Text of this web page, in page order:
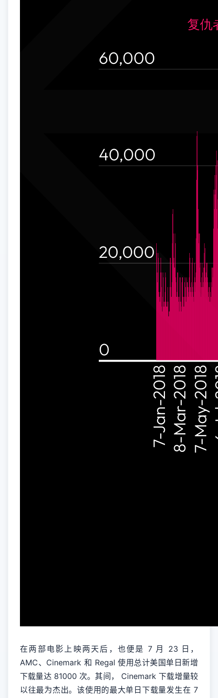
在两部电影上映两天后，也便是 7 月 23 日，
AMC、Cinemark 和 Regal 使用总计美国单日新增
下载量达 81000 次。其间， Cinemark 下载增量较
以往最为杰出。该使用的最大单日下载量发生在 7